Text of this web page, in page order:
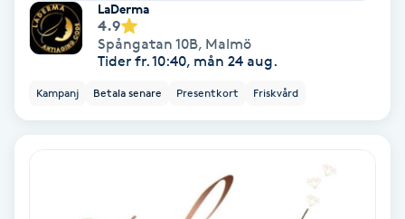
Huduppstramning
Hyaluronsyra
LaDerma
4.9
Spångatan 10B, Malmö
Tider fr. 10:40, mån 24 aug.
Kampanj Betala senare Presentkort Friskvård